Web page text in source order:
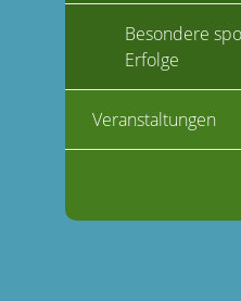
Besondere
Erfolge
Veranstaltungen